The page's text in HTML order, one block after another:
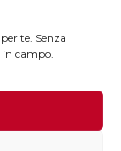
te. Senza
in campo.